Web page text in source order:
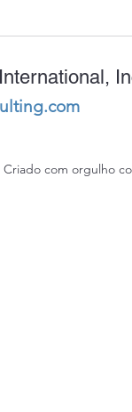
com orgulho